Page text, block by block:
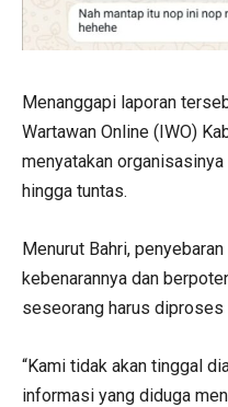
Menanggapi laporan
Wartawan Online (IWO)
menyatakan
hingga tuntas.
Menurut Bahri,
kebenarannya dan
seseorang harus diproses
“Kami tidak akan tinggal
informasi yang diduga